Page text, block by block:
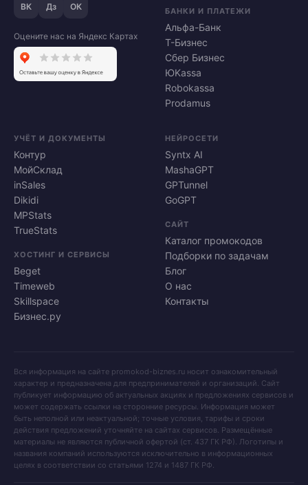
ВК Дз ОК
Оцените нас на Яндекс Картах
БАНКИ И ПЛАТЕЖИ
Альфа-Банк
Т-Бизнес
Сбер Бизнес
ЮKassa
Robokassa
Prodamus
УЧЁТ И ДОКУМЕНТЫ
Контур
МойСклад
inSales
Dikidi
MPStats
TrueStats
ХОСТИНГ И СЕРВИСЫ
Beget
Timeweb
Skillspace
Бизнес.ру
НЕЙРОСЕТИ
Syntx AI
MashaGPT
GPTunnel
GoGPT
САЙТ
Каталог промокодов
Подборки по задачам
Блог
О нас
Контакты
Вся информация на сайте promokod-biznes.ru носит ознакомительный
характер и предназначена для предпринимателей и организаций. Сайт
публикует информацию об актуальных акциях и предложениях сервисов и
может содержать ссылки на сторонние ресурсы. Информация может
быть неполной или неактуальной; точные условия, тарифы и сроки
действия предложений уточняйте на сайтах сервисов. Размещённые
материалы не являются публичной офертой (ст. 437 ГК РФ). Логотипы и
названия компаний используются исключительно в информационных
целях в соответствии со статьями 1274 и 1487 ГК РФ.